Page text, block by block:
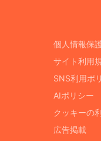
個人情報保
サイト利用
SNS利用ポ
AIポリシー
クッキーの
広告掲載